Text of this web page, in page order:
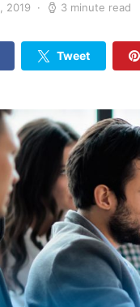
2019 3 minute read
Tweet